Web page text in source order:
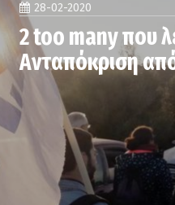
28-02-2020
2 too many που
Ανταπόκριση